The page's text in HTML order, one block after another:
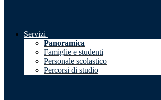
Servizi
Panoramica
Famiglie e studenti
Personale scolastico
Percorsi di studio